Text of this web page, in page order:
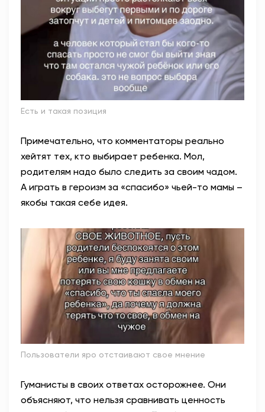
Есть и такая позиция
Примечательно, что комментаторы реально
хейтят тех, кто выбирает ребенка. Мол,
родителям надо было следить за своим чадом.
А играть в героизм за «спасибо» чьей-то мамы –
якобы такая себе идея.
Пользователи яро отстаивают свое мнение
Гуманисты в своих ответах осторожнее. Они
объясняют, что нельзя сравнивать ценность